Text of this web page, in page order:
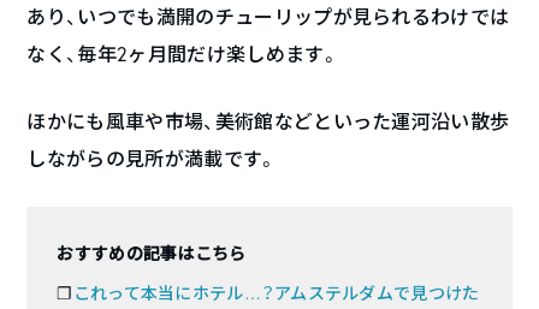
あり、いつでも満開のチューリップが見られるわけでは
なく、毎年2ヶ月間だけ楽しめます。
ほかにも風車や市場、美術館などといった運河沿い散歩
しながらの見所が満載です。
おすすめの記事はこちら
❐ これって本当にホテル…？アムステルダムで見つけた